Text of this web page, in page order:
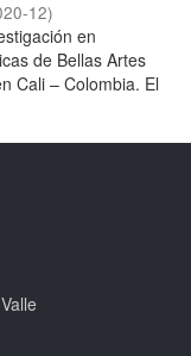
12)
en
de Bellas Artes
Cali – Colombia. El